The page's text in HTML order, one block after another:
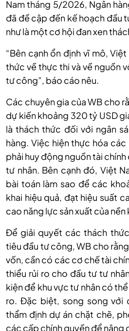
Nam tháng 5/2026, Ngân
đã đề cập đến kế hoạch đầu
như là một cơ hội đan xen
“Bên cạnh ổn định vĩ mô,
thức về thực thi và về nguồn
tư công”, báo cáo nêu.
Các chuyên gia của WB cho
dự kiến khoảng 320 tỷ USD
là thách thức đối với ngân
hàng. Việc hiện thực hóa
phải huy động nguồn tài
tư nhân. Bên cạnh đó, Việt
bài toán làm sao để các
khai hiệu quả, đạt hiệu suất
cao năng lực sản xuất của nền
Để giải quyết các thách
tiêu đầu tư công, WB cho
vốn, cần có các cơ chế tài
thiểu rủi ro cho đầu tư tư
kiện để khu vực tư nhân có
ro. Đặc biệt, song song với
thẩm định dự án chặt chẽ,
các cấp chính quyền để nâng